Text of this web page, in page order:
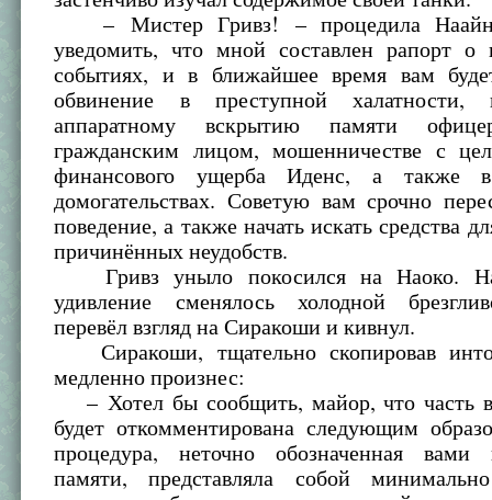
– Мистер Гривз! – процедила
уведомить, что мной составлен рапорт о
событиях, и в ближайшее время вам
обвинение в преступной
аппаратному вскрытию памяти
гражданским лицом, мошенничестве с
финансового ущерба Иденс, а также в
домогательствах. Советую вам срочно
поведение, а также начать искать средства
причинённых неудобств.
Гривз уныло покосился на Наоко.
удивление сменялось холодной
перевёл взгляд на Сиракоши и кивнул.
Сиракоши, тщательно скопировав
медленно произнес:
– Хотел бы сообщить, майор, что часть
будет откомментирована следующим
процедура, неточно обозначенная вами
памяти, представляла собой